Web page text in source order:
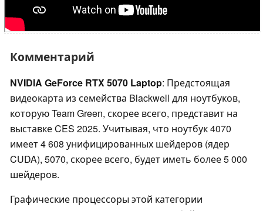
Комментарий
NVIDIA GeForce RTX 5070 Laptop: Предстоящая
видеокарта из семейства Blackwell для ноутбуков,
которую Team Green, скорее всего, представит на
выставке CES 2025. Учитывая, что ноутбук 4070
имеет 4 608 унифицированных шейдеров (ядер
CUDA), 5070, скорее всего, будет иметь более 5 000
шейдеров.
Графические процессоры этой категории